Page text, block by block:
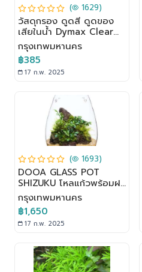
( 1629)
วัสดุกรอง ดูดสี ดูดของ
เสียในน้ำ Dymax Clear
Mix (100 Ml)
กรุงเทพมหานคร
฿385
17 ก.พ. 2025
( 1693)
DOOA GLASS POT
SHIZUKU โหลแก้วพร้อมฝา
ปิดสำหรับปลูกไม้ชื้น
กรุงเทพมหานคร
฿1,650
17 ก.พ. 2025